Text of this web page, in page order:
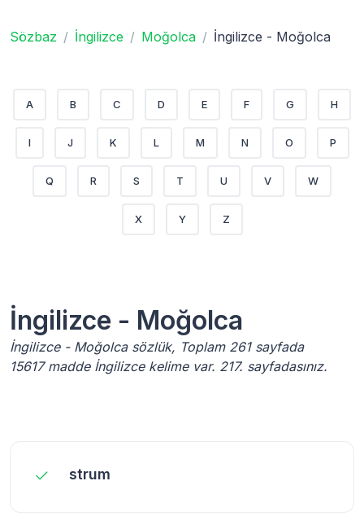
Sözbaz İngilizce Moğolca İngilizce - Moğolca
A B C D E F G H
I J K L M N O P
Q R S T U V W
X Y Z
İngilizce - Moğolca
İngilizce - Moğolca sözlük, Toplam 261 sayfada
15617 madde İngilizce kelime var. 217. sayfadasınız.
strum